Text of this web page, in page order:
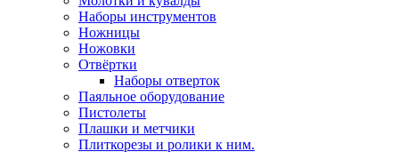
Наборы инструментов
Ножницы
Ножовки
Отвёртки
Наборы отверток
Паяльное оборудование
Пистолеты
Плашки и метчики
Плиткорезы и ролики к ним.